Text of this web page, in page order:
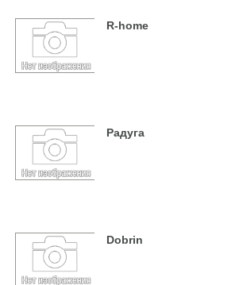
R-home
Радуга
Dobrin